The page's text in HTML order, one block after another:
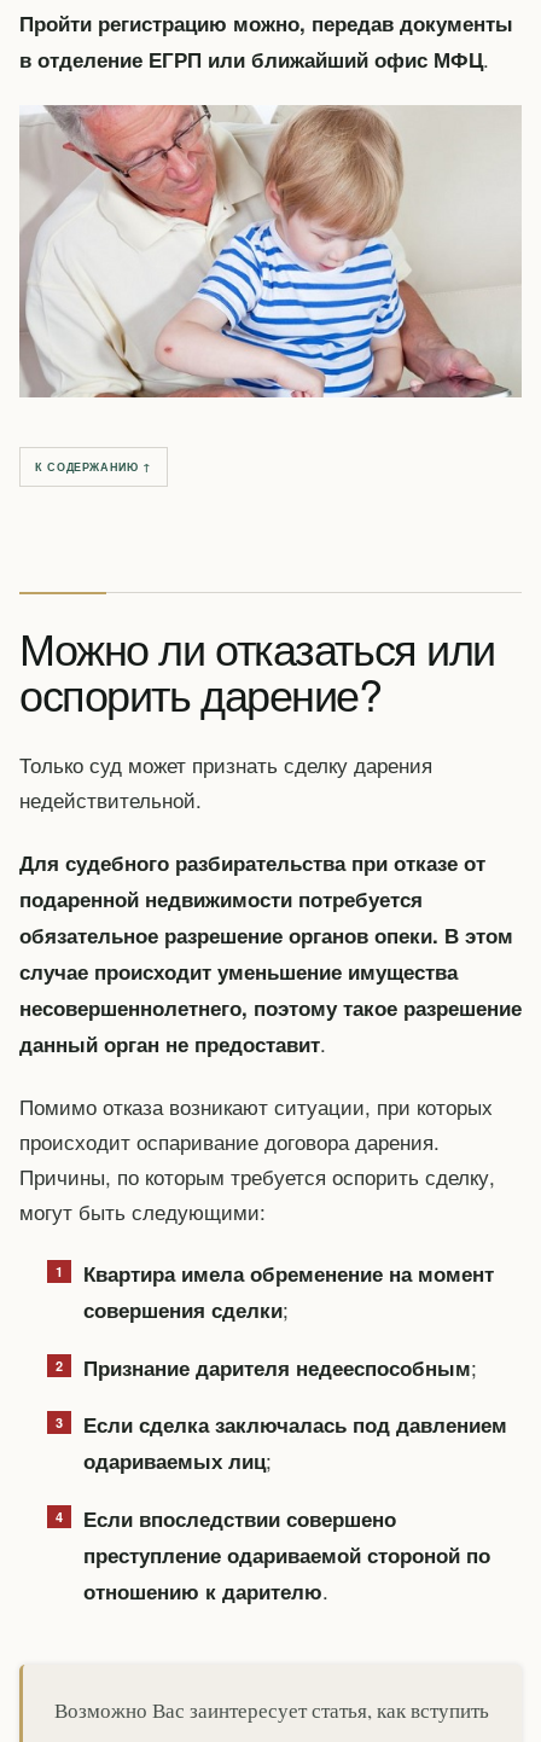
Пройти регистрацию можно, передав документы
в отделение ЕГРП или ближайший офис МФЦ.
К СОДЕРЖАНИЮ ↑
Можно ли отказаться или
оспорить дарение?
Только суд может признать сделку дарения
недействительной.
Для судебного разбирательства при отказе от
подаренной недвижимости потребуется
обязательное разрешение органов опеки. В этом
случае происходит уменьшение имущества
несовершеннолетнего, поэтому такое разрешение
данный орган не предоставит.
Помимо отказа возникают ситуации, при которых
происходит оспаривание договора дарения.
Причины, по которым требуется оспорить сделку,
могут быть следующими:
Квартира имела обременение на момент
совершения сделки;
Признание дарителя недееспособным;
Если сделка заключалась под давлением
одариваемых лиц;
Если впоследствии совершено
преступление одариваемой стороной по
отношению к дарителю.
Возможно Вас заинтересует статья, как вступить